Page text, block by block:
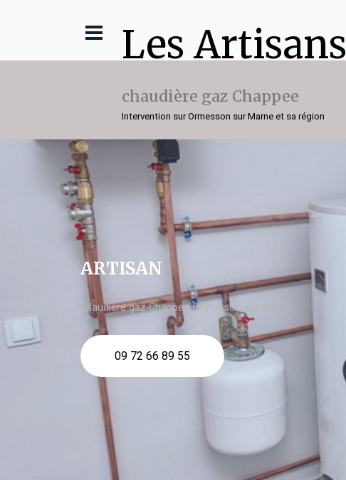
Les Artisans
chaudière gaz Chappee
Intervention sur Ormesson sur Marne et sa région
ARTISAN
chaudière gaz Chappee Ormesson sur Marne
09 72 66 89 55